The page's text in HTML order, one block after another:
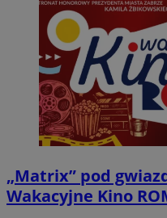
„Matrix” pod
Wakacyjne Kino